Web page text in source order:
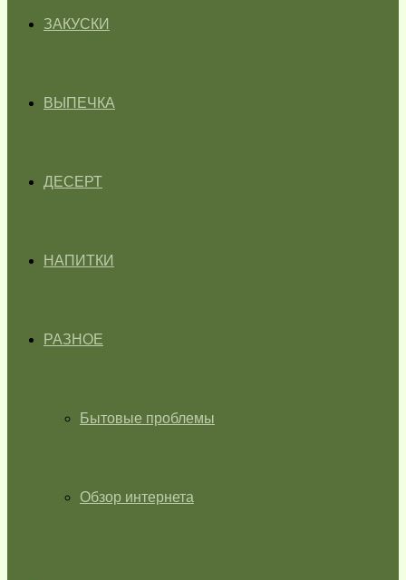
ЗАКУСКИ
ВЫПЕЧКА
ДЕСЕРТ
НАПИТКИ
РАЗНОЕ
Бытовые проблемы
Обзор интернета